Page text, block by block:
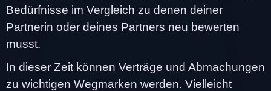
Bedürfnisse im Vergleich zu denen deiner
Partnerin oder deines Partners neu bewerten
musst.
In dieser Zeit können Verträge und Abmachungen
zu wichtigen Wegmarken werden. Vielleicht